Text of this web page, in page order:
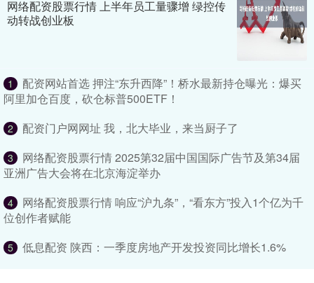
网络配资股票行情 上半年员工量骤增 绿控传
动转战创业板
1
配资网站首选 押注“东升西降”！桥水最新持仓曝光：爆买
阿里加仓百度，砍仓标普500ETF！
2 配资门户网网址 我，北大毕业，来当厨子了
3
网络配资股票行情 2025第32届中国国际广告节及第34届
亚洲广告大会将在北京海淀举办
4
网络配资股票行情 响应“沪九条”，“看东方”投入1个亿为千
位创作者赋能
5 低息配资 陕西：一季度房地产开发投资同比增长1.6%